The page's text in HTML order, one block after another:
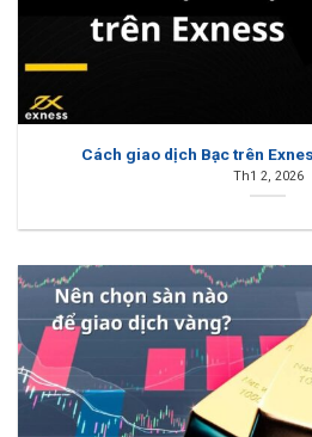
Cách giao dịch Bạc trên
Th1 2, 2026